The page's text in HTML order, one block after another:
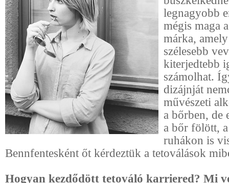
legnagyobb
mégis maga
márka,
szélesebb
kiterjedtebb
számolhat.
dizájnját
művészeti
a bőrben, de
a bőr fölött,
ruhákon is
Bennfentesként őt kérdeztük a tetoválások
Hogyan kezdődött tetováló karriered? Mi